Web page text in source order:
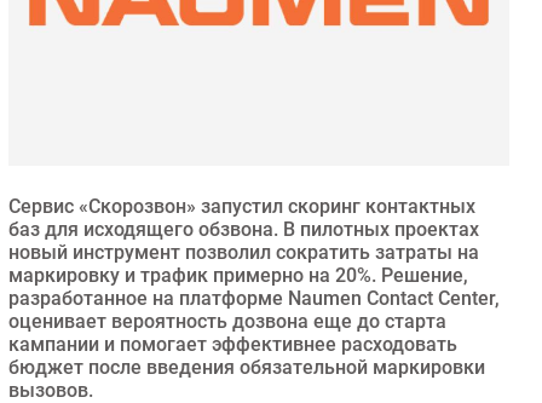
Outsourcing
Инновации
CIO/Управление ИТ
Гаджеты
Здоровье
РАЗДЕЛЫ
Сервис «Скорозвон» запустил скоринг контактных
баз для исходящего обзвона. В пилотных проектах
новый инструмент позволил сократить затраты на
маркировку и трафик примерно на 20%. Решение,
разработанное на платформе Naumen Contact Center,
оценивает вероятность дозвона еще до старта
кампании и помогает эффективнее расходовать
бюджет после введения обязательной маркировки
вызовов.